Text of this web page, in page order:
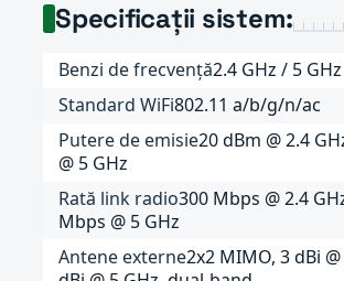
Specificații sistem:
Benzi de frecvență2.4 GHz / 5
Standard WiFi802.11 a/b/g/n/ac
Putere de emisie20 dBm @ 2.4
@ 5 GHz
Rată link radio300 Mbps @ 2.4
Mbps @ 5 GHz
Antene externe2x2 MIMO, 3 dBi